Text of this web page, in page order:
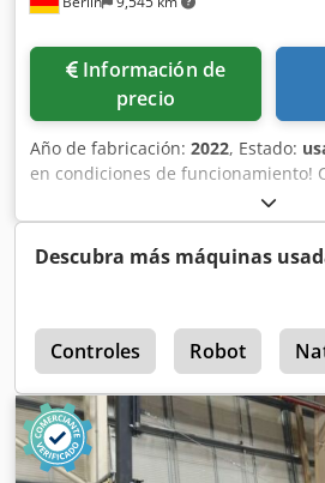
Peso del AGV: 190 kg Peso de las
Información de
precio
Año de fabricación: 2022, Estado:
en condiciones de funcionamiento!
Descubra más máquinas
Controles Robot